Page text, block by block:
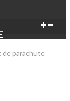
de parachute